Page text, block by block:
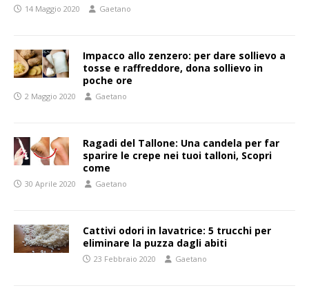
14 Maggio 2020 Gaetano
Impacco allo zenzero: per dare sollievo a
tosse e raffreddore, dona sollievo in
poche ore
2 Maggio 2020 Gaetano
Ragadi del Tallone: Una candela per far
sparire le crepe nei tuoi talloni, Scopri
come
30 Aprile 2020 Gaetano
Cattivi odori in lavatrice: 5 trucchi per
eliminare la puzza dagli abiti
23 Febbraio 2020 Gaetano